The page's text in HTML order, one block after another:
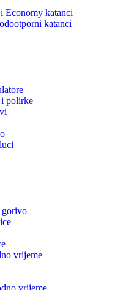
Economy katanci
katanci
polirke
gorivo
vrijeme